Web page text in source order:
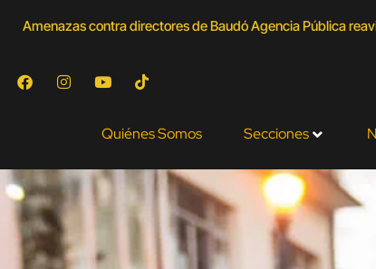
Amenazas contra directores de Baudó Agencia Pública
Quiénes Somos Secciones